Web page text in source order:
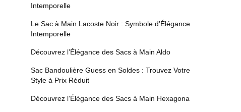
Intemporelle
Le Sac à Main Lacoste Noir : Symbole d’Élégance
Intemporelle
Découvrez l’Élégance des Sacs à Main Aldo
Sac Bandoulière Guess en Soldes : Trouvez Votre
Style à Prix Réduit
Découvrez l’Élégance des Sacs à Main Hexagona